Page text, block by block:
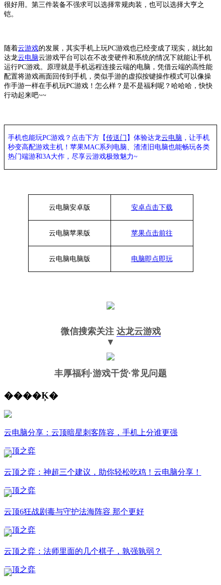
很好用。第三件装备不强求可以选择常规肉装，也可以选择大亨之
铠。
随着云游戏的发展，其实手机上玩PC游戏也已经变成了现实，就比如
达龙云电脑云游戏平台可以在不改变硬件和系统的情况下就能让手机
运行PC游戏。原理就是手机远程连接云端的电脑，凭借云端的高性能
配置将游戏画面回传到手机，类似手游的虚拟按键操作模式可以像操
作手游一样在手机玩PC游戏！怎么样？是不是福利呢？哈哈哈，快快
行动起来吧~~
手机也能玩PC游戏？点击下方【传送门 】体验达龙云电脑 ，让手机
秒变高配游戏主机 ！苹果MAC系列电脑、渣渣旧电脑也能畅玩各类
热门端游和3A大作， 尽享云游戏极致魅力~
云电脑安卓版 安卓点击下载
云电脑苹果版 苹果点击前往
云电脑电脑版 电脑即点即玩
微信搜索关注 达龙云游戏
▼
丰厚福利 ·游戏干货·常见问题
����Ķ�
云电脑分享：云顶暗星刺客阵容，手机上分谁更强
云顶之弈
云顶之弈：神超三个建议，助你轻松吃鸡！云电脑分享！
云顶之弈
云顶6狂战剧毒与守护法海阵容 那个更好
云顶之弈
云顶之弈：法师里面的几个棋子，孰强孰弱？
云顶之弈